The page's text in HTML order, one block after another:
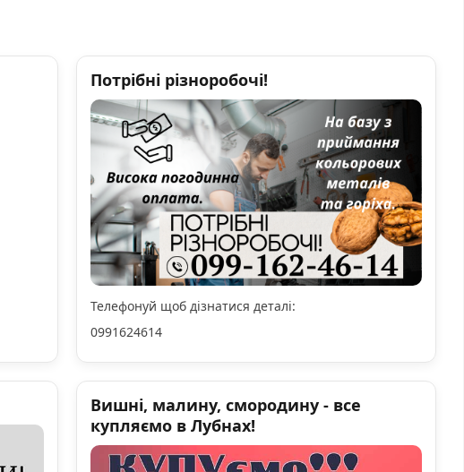
Потрібні різноробочі!
Телефонуй щоб дізнатися деталі:
0991624614
Вишні, малину, смородину - все
купляємо в Лубнах!